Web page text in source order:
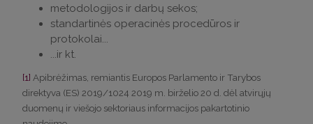
metodologijos ir darbų sekos;
standartinės operacinės procedūros ir
protokolai...
...ir kt.
[1] Apibrėžimas, remiantis Europos Parlamento ir Tarybos
direktyva (ES) 2019/1024 2019 m. birželio 20 d. dėl atvirųjų
duomenų ir viešojo sektoriaus informacijos pakartotinio